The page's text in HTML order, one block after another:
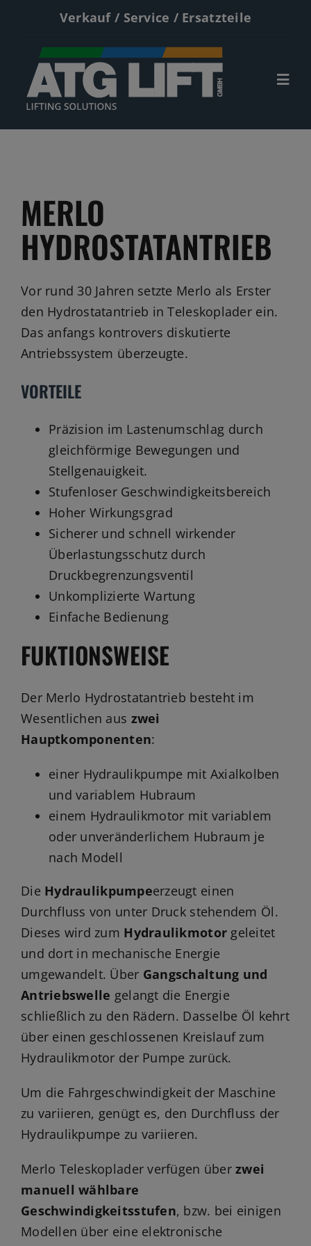
springen
Verkauf / Service / Ersatzteile
Gebrauchte
Service
Jobs
News
Ersatzteile
MERLO
HYDROSTATANTRIEB
Vor rund 30 Jahren setzte Merlo als Erster
den Hydrostatantrieb in Teleskoplader ein.
Das anfangs kontrovers diskutierte
Antriebssystem überzeugte.
VORTEILE
Präzision im Lastenumschlag durch
gleichförmige Bewegungen und
Stellgenauigkeit.
Stufenloser Geschwindigkeitsbereich
Hoher Wirkungsgrad
Sicherer und schnell wirkender
Überlastungsschutz durch
Druckbegrenzungsventil
Unkomplizierte Wartung
Einfache Bedienung
FUKTIONSWEISE
Der Merlo Hydrostatantrieb besteht im
Wesentlichen aus zwei
Hauptkomponenten:
einer Hydraulikpumpe mit Axialkolben
und variablem Hubraum
einem Hydraulikmotor mit variablem
oder unveränderlichem Hubraum je
nach Modell
Die Hydraulikpumpeerzeugt einen
Durchfluss von unter Druck stehendem Öl.
Dieses wird zum Hydraulikmotor geleitet
und dort in mechanische Energie
umgewandelt. Über Gangschaltung und
Antriebswelle gelangt die Energie
schließlich zu den Rädern. Dasselbe Öl kehrt
über einen geschlossenen Kreislauf zum
Hydraulikmotor der Pumpe zurück.
Um die Fahrgeschwindigkeit der Maschine
zu variieren, genügt es, den Durchfluss der
Hydraulikpumpe zu variieren.
Merlo Teleskoplader verfügen überzwei
manuell wählbare
Geschwindigkeitsstufen, bzw. bei einigen
Modellen über eine elektronische